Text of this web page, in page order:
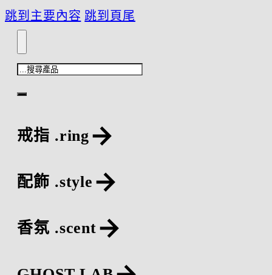
跳到主要內容 跳到頁尾
搜
尋
戒指 .ring
配飾 .style
香氛 .scent